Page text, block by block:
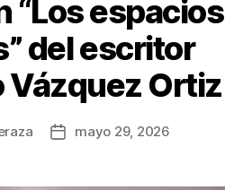
“Los espacios
del escritor
Vázquez Ortiz
mayo 29, 2026